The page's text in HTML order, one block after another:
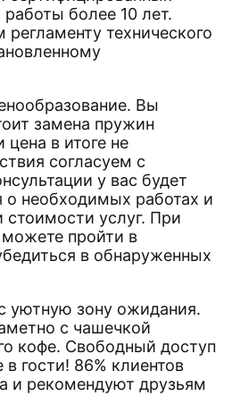
более 10 лет.
технического
Вы
замена пружин
цена в итоге не
согласуем с
у вас будет
о необходимых работах и
стоимости услуг. При
пройти в
в обнаруженных
уютную зону ожидания.
с чашечкой
кофе. Свободный доступ
гости! 86% клиентов
и рекомендуют друзьям